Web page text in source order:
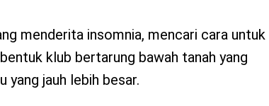
menderita insomnia, mencari cara untuk
klub bertarung bawah tanah yang
yang jauh lebih besar.